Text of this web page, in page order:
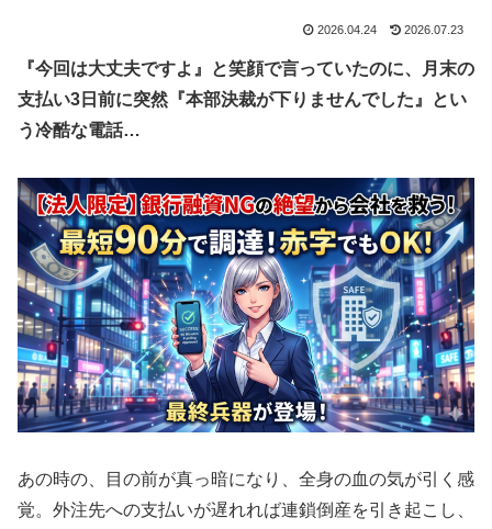
2026.04.24 2026.07.23
『今回は大丈夫ですよ』と笑顔で言っていたのに、月末の
支払い3日前に突然『本部決裁が下りませんでした』とい
う冷酷な電話…
あの時の、目の前が真っ暗になり、全身の血の気が引く感
覚。外注先への支払いが遅れれば連鎖倒産を引き起こし、